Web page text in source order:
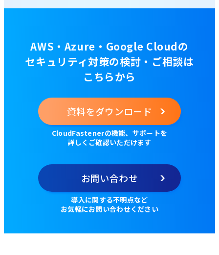
AWS・Azure・Google Cloudの
セキュリティ対策の検討・ご相談は
こちらから
資料をダウンロード
CloudFastenerの機能、サポートを
詳しくご確認いただけます
お問い合わせ
導入に関する不明点など
お気軽にお問い合わせください